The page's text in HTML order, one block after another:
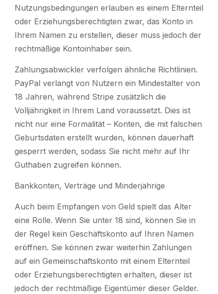
Nutzungsbedingungen erlauben es einem Elternteil
oder Erziehungsberechtigten zwar, das Konto in
Ihrem Namen zu erstellen, dieser muss jedoch der
rechtmäßige Kontoinhaber sein.
Zahlungsabwickler verfolgen ähnliche Richtlinien.
PayPal verlangt von Nutzern ein Mindestalter von
18 Jahren, während Stripe zusätzlich die
Volljährigkeit in Ihrem Land voraussetzt. Dies ist
nicht nur eine Formalität – Konten, die mit falschen
Geburtsdaten erstellt wurden, können dauerhaft
gesperrt werden, sodass Sie nicht mehr auf Ihr
Guthaben zugreifen können.
Bankkonten, Verträge und Minderjährige
Auch beim Empfangen von Geld spielt das Alter
eine Rolle. Wenn Sie unter 18 sind, können Sie in
der Regel kein Geschäftskonto auf Ihren Namen
eröffnen. Sie können zwar weiterhin Zahlungen
auf ein Gemeinschaftskonto mit einem Elternteil
oder Erziehungsberechtigten erhalten, dieser ist
jedoch der rechtmäßige Eigentümer dieser Gelder.